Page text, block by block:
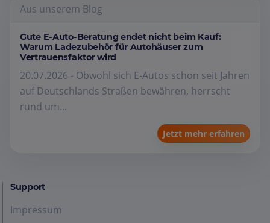
Aus unserem Blog
Gute E-Auto-Beratung endet nicht beim Kauf:
Warum Ladezubehör für Autohäuser zum
Vertrauensfaktor wird
20.07.2026 - Obwohl sich E-Autos schon seit Jahren
auf Deutschlands Straßen bewähren, herrscht
rund um...
Jetzt mehr erfahren
Support
Impressum